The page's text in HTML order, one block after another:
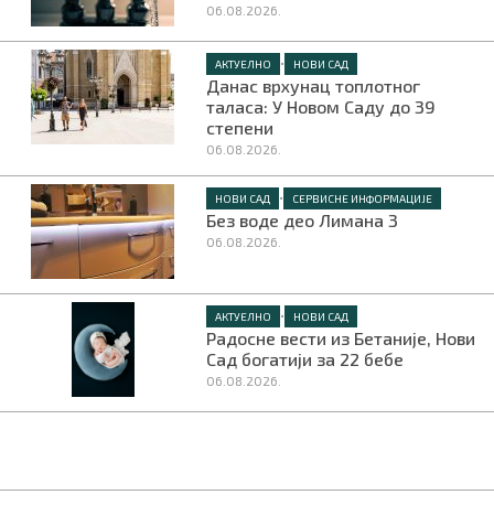
06.08.2026.
АКТУЕЛНО • НОВИ САД
Данас врхунац топлотног
таласа: У Новом Саду до 39
степени
06.08.2026.
НОВИ САД • СЕРВИСНЕ ИНФОРМАЦИЈЕ
Без воде део Лимана 3
06.08.2026.
АКТУЕЛНО • НОВИ САД
Радосне вести из Бетаније, Нови
Сад богатији за 22 бебе
06.08.2026.